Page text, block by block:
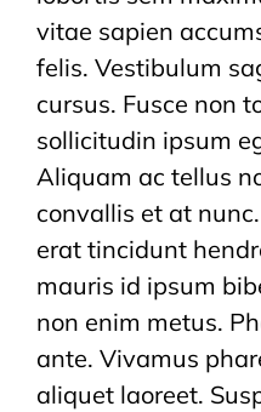
vitae sapien
felis. Vestibulum
cursus. Fusce non
sollicitudin ipsum
Aliquam ac tellus
convallis et at
erat tincidunt
mauris id ipsum
non enim metus.
ante. Vivamus
aliquet laoreet.